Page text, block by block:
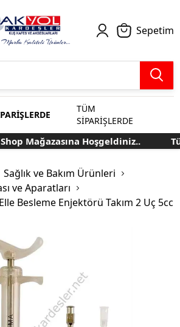
Sepetim
TÜM
SİPARİŞLERDE
Mağazasına Hoşgeldiniz..
Sağlık ve Bakım Ürünleri
ve Aparatları
Besleme Enjektörü Takım 2 Uç 5cc